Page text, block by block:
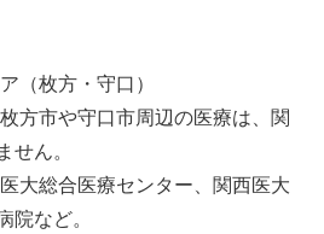
（枚方・守口）
方市や守口市周辺の医療は、関
ん。
大総合医療センター、関西医大
など。